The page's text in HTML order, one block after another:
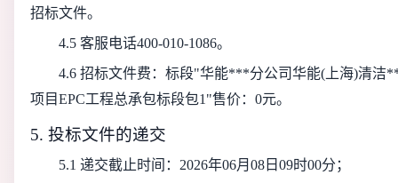
招标文件。
4.5 客服电话400-010-1086。
4.6 招标文件费：标段"华能***分公司华能(上海)清
项目EPC工程总承包标段包1"售价：0元。
5. 投标文件的递交
5.1 递交截止时间：2026年06月08日09时00分；